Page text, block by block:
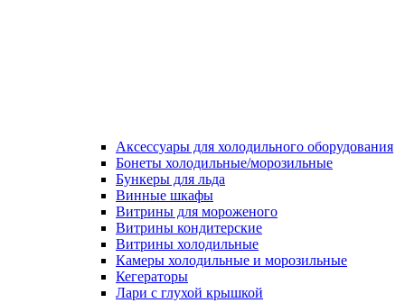
Аксессуары для холодильного оборудования
Бонеты холодильные/морозильные
Бункеры для льда
Винные шкафы
Витрины для мороженого
Витрины кондитерские
Витрины холодильные
Камеры холодильные и морозильные
Кегераторы
Лари с глухой крышкой